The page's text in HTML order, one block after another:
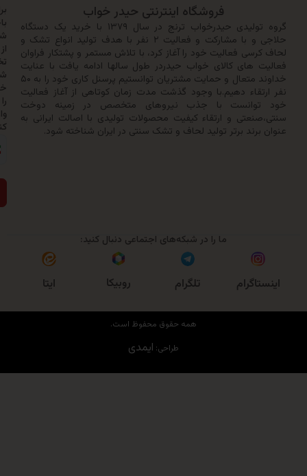
فروشگاه اینترنتی حیدر خواب
گروه تولیدی حیدرخواب ترنج در سال ۱۳۷۹ با خرید یک دستگاه
حلاجی و با مشارکت و فعالیت ۲ نفر با هدف تولید انواع تشک و
فعالیت خود را آغاز کرد، با تلاش مستمر و پشتکار فراوان
های کالای خواب حیدردر طول سالها ادامه یافت با عنایت
خداوند متعال و حمایت مشتریان توانستیم پرسنل کاری خود را به ۵۰
دهیم.با وجود گذشت مدت زمان کوتاهی از آغاز فعالیت
با جذب نیروهای متخصص در زمینه دوخت
و ارتقاء کیفیت محصولات تولیدی با اصالت ایرانی به
برتر تولید لحاف و تشک سنتی در ایران شناخته شود.
باخبر
شدن
از
تخفیف‌ها
شماره
خود
وارد
کنید:
ما را در شبکه‌های اجتماعی دنبال کنید:
تلگرام روبیکا
همه حقوق محفوظ است.
ایمدی